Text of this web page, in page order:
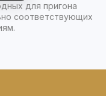
для пригона
соответствующих